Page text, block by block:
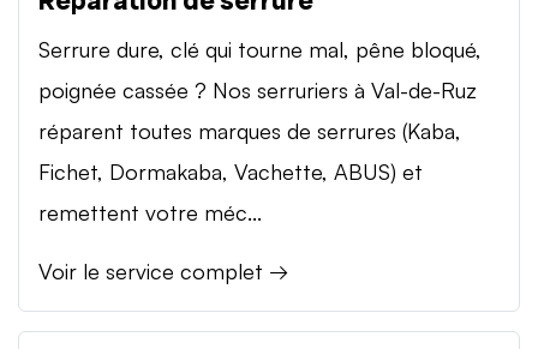
Serrure dure, clé qui tourne mal, pêne bloqué,
poignée cassée ? Nos serruriers à Val-de-Ruz
réparent toutes marques de serrures (Kaba,
Fichet, Dormakaba, Vachette, ABUS) et
remettent votre méc...
Voir le service complet →